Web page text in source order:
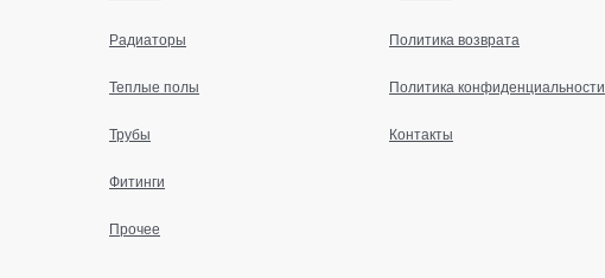
Радиаторы
Теплые полы
Трубы
Фитинги
Прочее
Политика возврата
Политика конфиденциальности
Контакты